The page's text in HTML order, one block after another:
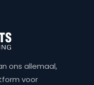
ons allemaal,
voor